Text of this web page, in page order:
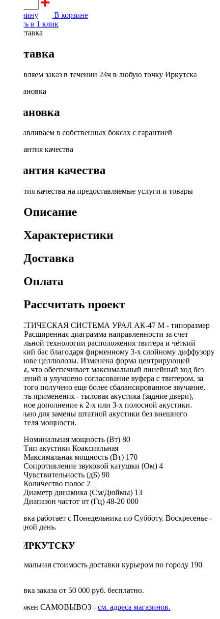
В корзину
В корзине
Купить в 1 клик
Доставка
Доставляем заказ в течении 24ч в любую точку Иркутска
Установка
Устанавливаем в собственных боксах с гарантией
Гарантия качества
Гарантия качества на предоставляемые услуги и товары
Описание
Характеристики
Доставка
Оплата
Рассчитать проект
АКУСТИЧЕСКАЯ СИСТЕМА УРАЛ АК-47 М - типоразмер
13см. Расширенная диаграмма направленности за счет
уникальной технологии расположения твитера и чёткий
глубокий бас благодаря фирменному 3-х слойному диффузору
на основе целлюлозы. Изменена форма центрирующей
шайбы, что обеспечивает максимальный линейный ход без
искажений и улучшено согласование вуфера с твитером, за
счет этого получено еще более сбалансированное звучание.
Область применения - тыловая акустика (задние двери),
отличное дополнение к 2-х или 3-х полосной акустики.
Идеально для замены штатной акустики без внешнего
усилителя мощности.
Номинальная мощность (Вт) 80
Тип акустики Коаксиальная
Максимальная мощность (Вт) 170
Сопротивление звуковой катушки (Ом) 4
Чувствительность (дБ) 90
Количество полос 2
Диаметр динамика (См/Дюймы) 13
Диапазон частот от (Гц) 48-20 000
Доставка работает с Понедельника по Субботу. Воскресенье -
выходной день.
ПО ИРКУТСКУ
Минимальная стоимость доставки курьером по городу 190
Доставка заказа от 50 000 руб. бесплатно.
Возможен САМОВЫВОЗ - см. адреса магазинов.